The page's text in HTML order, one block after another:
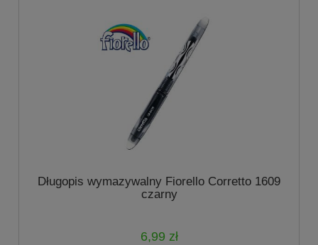
Długopis wymazywalny Fiorello Corretto 1609
czarny
6,99 zł